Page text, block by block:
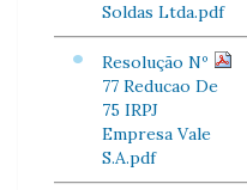
Soldas Ltda.pdf
Resolução Nº
77 Reducao De
75 IRPJ
Empresa Vale
S.A.pdf